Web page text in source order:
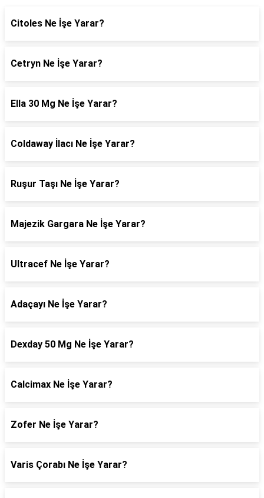
Citoles Ne İşe Yarar?
Cetryn Ne İşe Yarar?
Ella 30 Mg Ne İşe Yarar?
Coldaway İlacı Ne İşe Yarar?
Ruşur Taşı Ne İşe Yarar?
Majezik Gargara Ne İşe Yarar?
Ultracef Ne İşe Yarar?
Adaçayı Ne İşe Yarar?
Dexday 50 Mg Ne İşe Yarar?
Calcimax Ne İşe Yarar?
Zofer Ne İşe Yarar?
Varis Çorabı Ne İşe Yarar?